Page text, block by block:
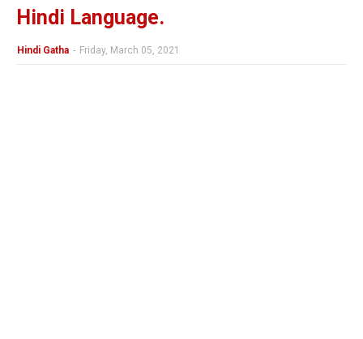
Hindi Language.
Hindi Gatha - Friday, March 05, 2021